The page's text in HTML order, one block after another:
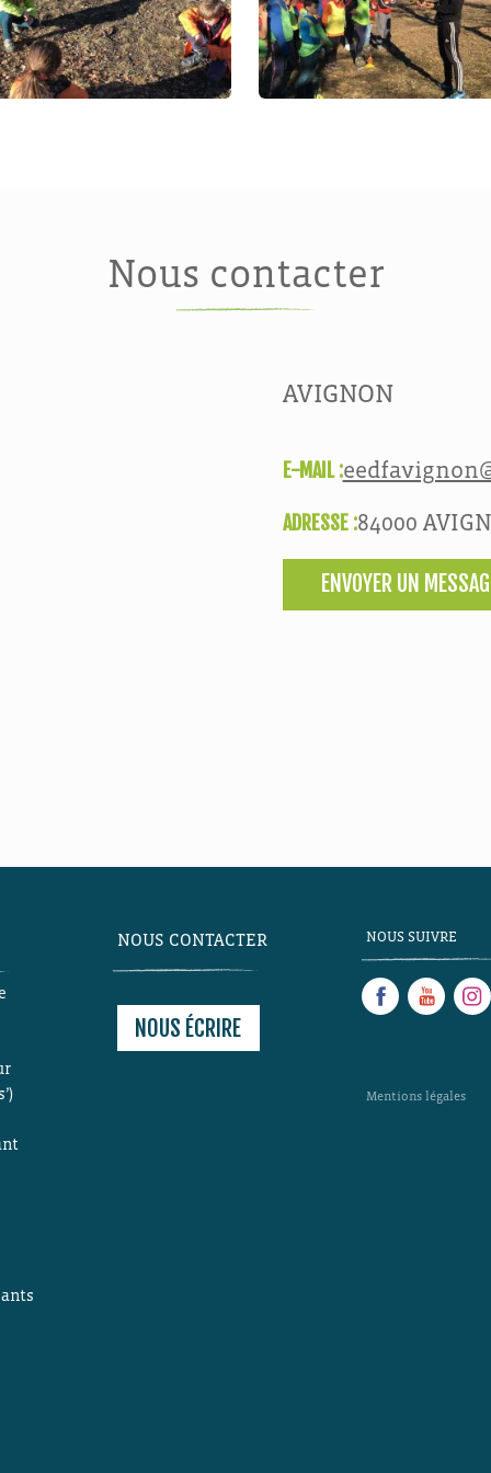
Nous contacter
AVIGNON
E-MAIL :
ADRESSE :84000
ENVOYER UN
NOUS CONTACTER
NOUS ÉCRIRE
NOUS SUIVRE
Mentions légales